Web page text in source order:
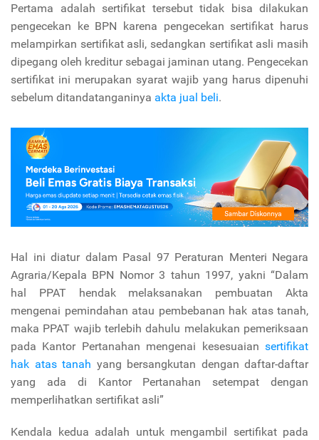
Pertama adalah sertifikat tersebut tidak bisa dilakukan
pengecekan ke BPN karena pengecekan sertifikat harus
melampirkan sertifikat asli, sedangkan sertifikat asli masih
dipegang oleh kreditur sebagai jaminan utang. Pengecekan
sertifikat ini merupakan syarat wajib yang harus dipenuhi
sebelum ditandatanganinya akta jual beli.
Hal ini diatur dalam Pasal 97 Peraturan Menteri Negara
Agraria/Kepala BPN Nomor 3 tahun 1997, yakni “Dalam
hal PPAT hendak melaksanakan pembuatan Akta
mengenai pemindahan atau pembebanan hak atas tanah,
maka PPAT wajib terlebih dahulu melakukan pemeriksaan
pada Kantor Pertanahan mengenai kesesuaian sertifikat
hak atas tanah yang bersangkutan dengan daftar-daftar
yang ada di Kantor Pertanahan setempat dengan
memperlihatkan sertifikat asli”
Kendala kedua adalah untuk mengambil sertifikat pada